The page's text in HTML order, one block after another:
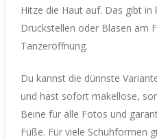
Hitze die Haut auf. Das gibt
Druckstellen oder Blasen am
Tanzeröffnung.
Du kannst die dünnste
und hast sofort makellose,
Beine für alle Fotos und
Füße. Für viele Schuhformen